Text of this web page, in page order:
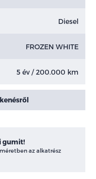
Diesel
FROZEN WHITE
5 év / 200.000 km
gumit!
az alkatrész